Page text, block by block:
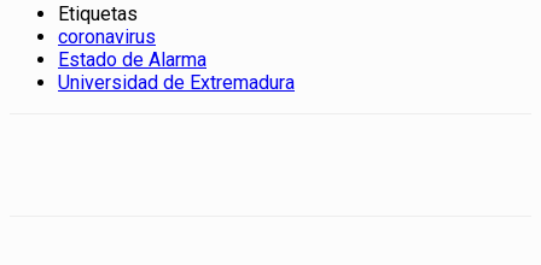
Etiquetas
coronavirus
Estado de Alarma
Universidad de Extremadura